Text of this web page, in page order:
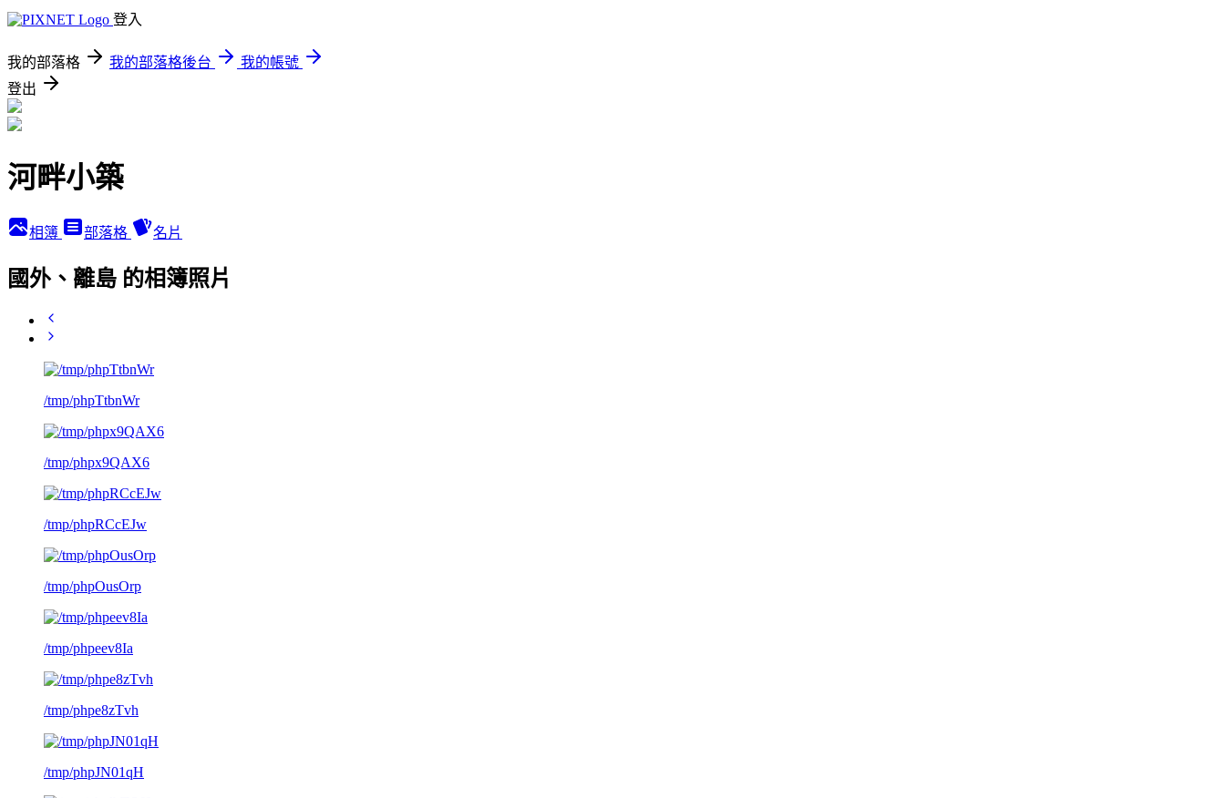
登入
我的部落格 我的部落格後台
我的帳號
登出
河畔小築
相簿 部落格 名片
國外、離島 的相簿照片
/tmp/phpTtbnWr
/tmp/phpx9QAX6
/tmp/phpRCcEJw
/tmp/phpOusOrp
/tmp/phpeev8Ia
/tmp/phpe8zTvh
/tmp/phpJN01qH